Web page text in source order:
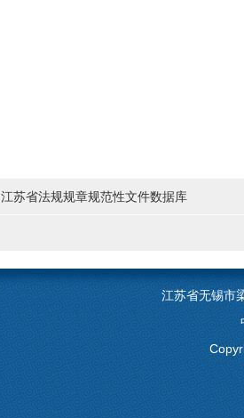
江苏省法规规章规范性文件数据库
江苏省无锡市